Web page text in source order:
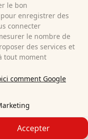
le bon
enregistrer des
connecter
le nombre de
des services et
tout moment
comment Google
Accepter